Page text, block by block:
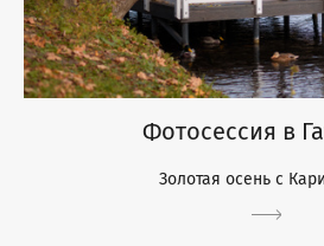
Фотосессия в
Золотая осень с